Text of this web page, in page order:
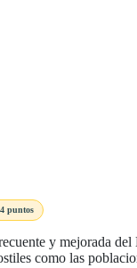
puntos
y mejorada
como las